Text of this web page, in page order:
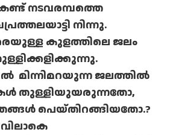
നടവരമ്പത്തെ
നിന്നു.
കുളത്തിലെ ജലം
മിന്നിമറയുന്ന ജലത്തിൽ
തുള്ളിയുയരുന്നതോ,
പെയ്തിറങ്ങിയതോ.?